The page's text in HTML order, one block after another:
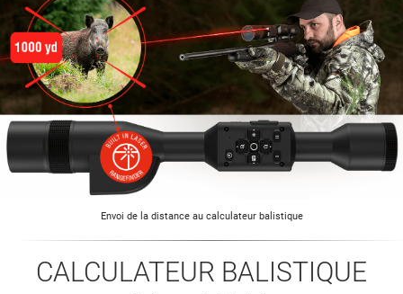
Envoi de la distance au calculateur balistique
CALCULATEUR BALISTIQUE